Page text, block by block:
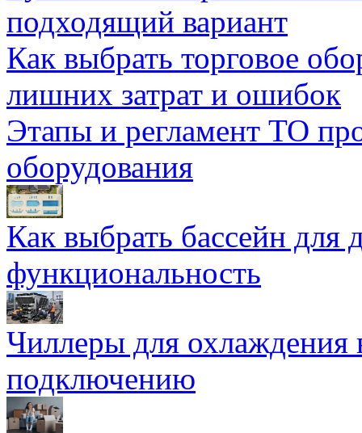
подходящий вариант
Как выбрать торговое
лишних затрат и ошибок
Этапы и регламент ТО
оборудования
Как выбрать бассейн для
функциональность
Чиллеры для охлаждения
подключению